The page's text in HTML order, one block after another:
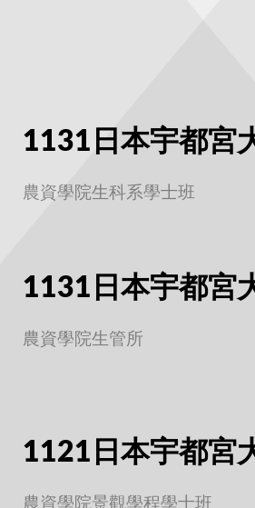
1131日本宇都宮
農資學院生科系學士班
1131日本宇都宮
農資學院生管所
1121日本宇都宮
農資學院景觀學程學士班